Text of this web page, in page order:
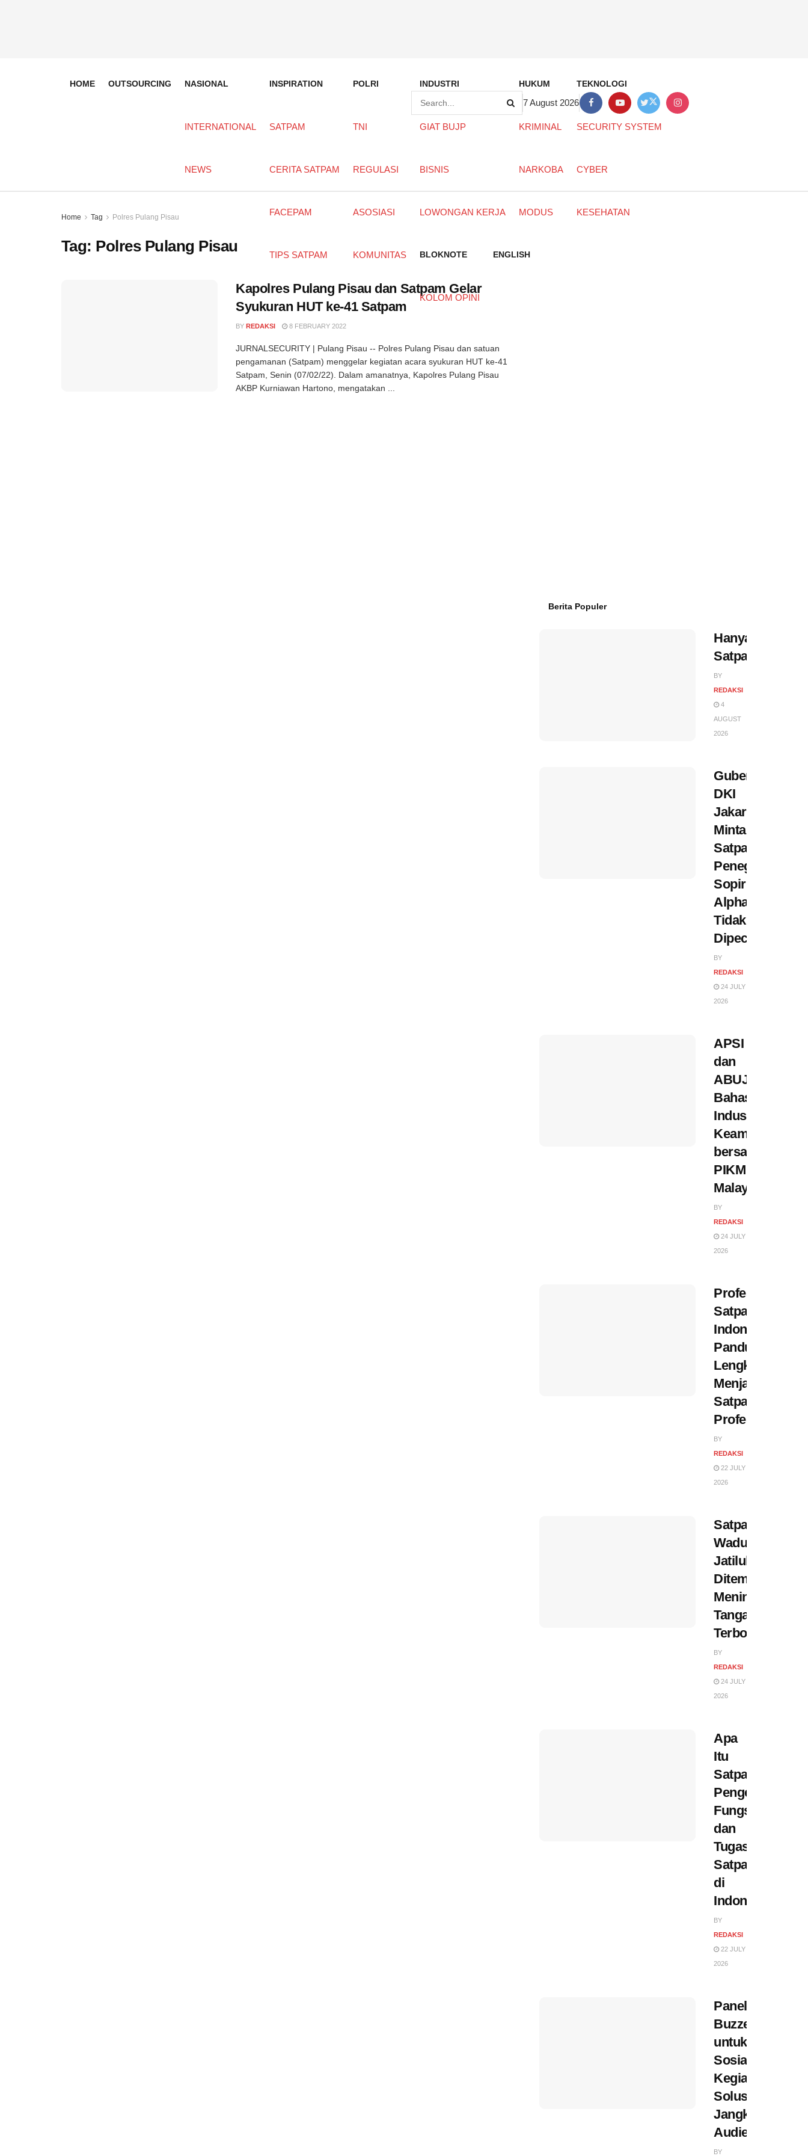
7 August 2026
HOME OUTSOURCING NASIONAL
INTERNATIONAL
NEWS
INSPIRATION
SATPAM
CERITA SATPAM
FACEPAM
TIPS SATPAM
POLRI
TNI
REGULASI
ASOSIASI
KOMUNITAS
INDUSTRI
GIAT BUJP
BISNIS
LOWONGAN KERJA
HUKUM
KRIMINAL
NARKOBA
MODUS
TEKNOLOGI
SECURITY SYSTEM
CYBER
KESEHATAN
BLOKNOTE
KOLOM OPINI
ENGLISH
Home Tag Polres Pulang Pisau
Tag: Polres Pulang Pisau
Kapolres Pulang Pisau dan Satpam Gelar
Syukuran HUT ke-41 Satpam
BY REDAKSI 8 FEBRUARY 2022
JURNALSECURITY | Pulang Pisau -- Polres Pulang Pisau dan satuan
pengamanan (Satpam) menggelar kegiatan acara syukuran HUT ke-41
Satpam, Senin (07/02/22). Dalam amanatnya, Kapolres Pulang Pisau
AKBP Kurniawan Hartono, mengatakan ...
Berita Populer
Hanya
Satpam…?
BY
REDAKSI
4
AUGUST
2026
Gubernur
DKI
Jakarta
Minta
Satpam
Penegur
Sopir
Alphard
Tidak
Dipecat
BY
REDAKSI
24 JULY
2026
APSI
dan
ABUJAPI
Bahas
Industri
Keamanan
bersama
PIKM
Malaysia
BY
REDAKSI
24 JULY
2026
Profesi
Satpam
Indonesia:
Panduan
Lengkap
Menjadi
Satpam
Profesional
BY
REDAKSI
22 JULY
2026
Satpam
Waduk
Jatiluhur
Ditemukan
Meninggal,
Tangan
Terborgol
BY
REDAKSI
24 JULY
2026
Apa
Itu
Satpam?
Pengertian,
Fungsi,
dan
Tugas
Satpam
di
Indonesia
BY
REDAKSI
22 JULY
2026
Panel
Buzzer
untuk
Sosialisasi
Kegiatan,
Solusi
Jangkau
Audiens
BY